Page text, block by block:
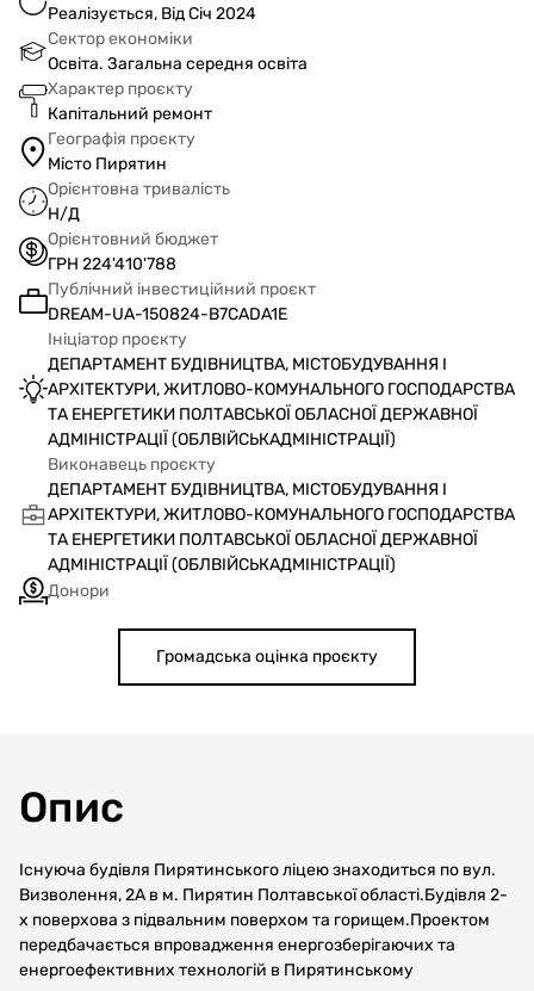
Реалізується, Від Січ 2024
Сектор економіки
Освіта. Загальна середня освіта
Характер проєкту
Капітальний ремонт
Географія проєкту
Місто Пирятин
Орієнтовна тривалість
Н/Д
Орієнтовний бюджет
ГРН 224'410'788
Публічний інвестиційний проєкт
DREAM-UA-150824-B7CADA1E
Ініціатор проєкту
ДЕПАРТАМЕНТ БУДІВНИЦТВА, МІСТОБУДУВАННЯ І
АРХІТЕКТУРИ, ЖИТЛОВО-КОМУНАЛЬНОГО ГОСПОДАРСТВА
ТА ЕНЕРГЕТИКИ ПОЛТАВСЬКОЇ ОБЛАСНОЇ ДЕРЖАВНОЇ
АДМІНІСТРАЦІЇ (ОБЛВІЙСЬКАДМІНІСТРАЦІЇ)
Виконавець проєкту
ДЕПАРТАМЕНТ БУДІВНИЦТВА, МІСТОБУДУВАННЯ І
АРХІТЕКТУРИ, ЖИТЛОВО-КОМУНАЛЬНОГО ГОСПОДАРСТВА
ТА ЕНЕРГЕТИКИ ПОЛТАВСЬКОЇ ОБЛАСНОЇ ДЕРЖАВНОЇ
АДМІНІСТРАЦІЇ (ОБЛВІЙСЬКАДМІНІСТРАЦІЇ)
Донори
Громадська оцінка проєкту
Опис
Існуюча будівля Пирятинського ліцею знаходиться по вул.
Визволення, 2А в м. Пирятин Полтавської області.Будівля 2-
х поверхова з підвальним поверхом та горищем.Проектом
передбачається впровадження енергозберігаючих та
енергоефективних технологій в Пирятинському